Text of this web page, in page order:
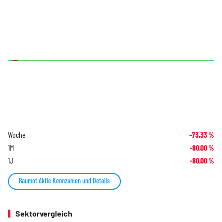
Woche -73,33%
1M -80,00%
1J -80,00%
Baumot Aktie Kennzahlen und Details
Sektorvergleich